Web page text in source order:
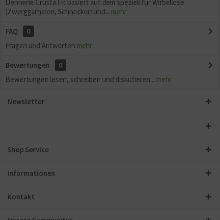
Dennerle Crusta Fit basiert auf dem speziell für Wirbellose
(Zwerggarnelen, Schnecken und... mehr
FAQ
0
Fragen und Antworten mehr
Bewertungen
0
Bewertungen lesen, schreiben und diskutieren... mehr
Newsletter
Shop Service
Informationen
Kontakt